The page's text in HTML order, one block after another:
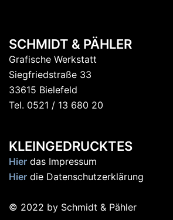
SCHMIDT & PÄHLER
Grafische Werkstatt
Siegfriedstraße 33
33615 Bielefeld
Tel. 0521 / 13 680 20
KLEINGEDRUCKTES
Hier das Impressum
Hier die Datenschutzerklärung
© 2022 by Schmidt & Pähler